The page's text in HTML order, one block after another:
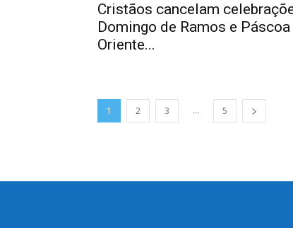
Cristãos cancelam
Domingo de Ramos e Páscoa
Oriente...
1 2 3 ... 5